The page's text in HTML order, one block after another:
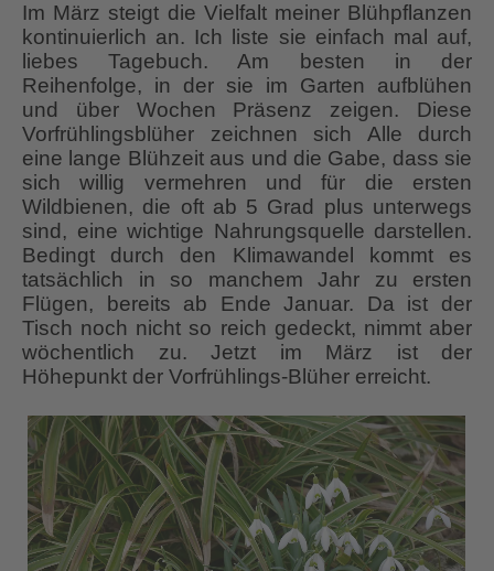
Im März steigt die Vielfalt meiner Blühpflanzen
kontinuierlich an. Ich liste sie einfach mal auf,
liebes Tagebuch. Am besten in der
Reihenfolge, in der sie im Garten aufblühen
und über Wochen Präsenz zeigen. Diese
Vorfrühlingsblüher zeichnen sich Alle durch
eine lange Blühzeit aus und die Gabe, dass sie
sich willig vermehren und für die ersten
Wildbienen, die oft ab 5 Grad plus unterwegs
sind, eine wichtige Nahrungsquelle darstellen.
Bedingt durch den Klimawandel kommt es
tatsächlich in so manchem Jahr zu ersten
Flügen, bereits ab Ende Januar. Da ist der
Tisch noch nicht so reich gedeckt, nimmt aber
wöchentlich zu. Jetzt im März ist der
Höhepunkt der Vorfrühlings-Blüher erreicht.